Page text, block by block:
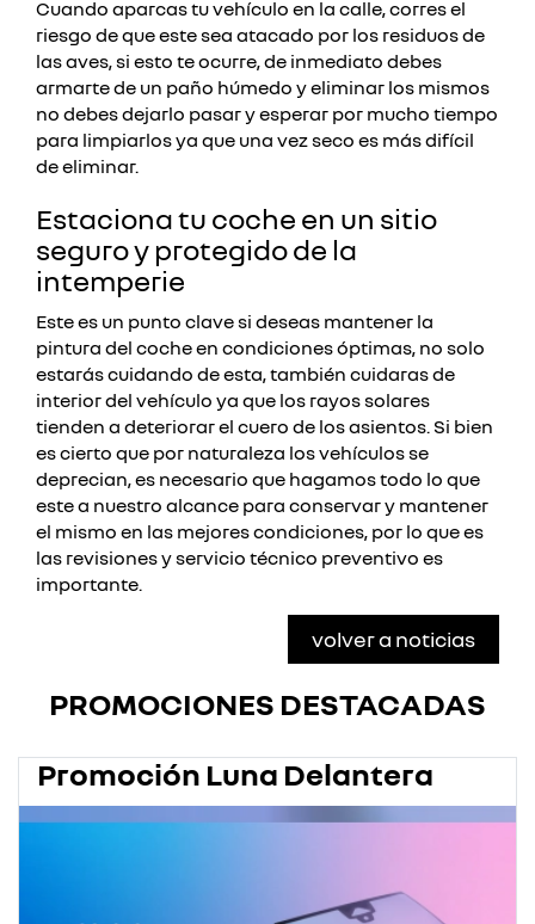
Cuando aparcas tu vehículo en la calle, corres el
riesgo de que este sea atacado por los residuos de
las aves, si esto te ocurre, de inmediato debes
armarte de un paño húmedo y eliminar los mismos
no debes dejarlo pasar y esperar por mucho tiempo
para limpiarlos ya que una vez seco es más difícil
de eliminar.
Estaciona tu coche en un sitio
seguro y protegido de la
intemperie
Este es un punto clave si deseas mantener la
pintura del coche en condiciones óptimas, no solo
estarás cuidando de esta, también cuidaras de
interior del vehículo ya que los rayos solares
tienden a deteriorar el cuero de los asientos. Si bien
es cierto que por naturaleza los vehículos se
deprecian, es necesario que hagamos todo lo que
este a nuestro alcance para conservar y mantener
el mismo en las mejores condiciones, por lo que es
las revisiones y servicio técnico preventivo es
importante.
volver a noticias
PROMOCIONES DESTACADAS
Promoción Luna Delantera